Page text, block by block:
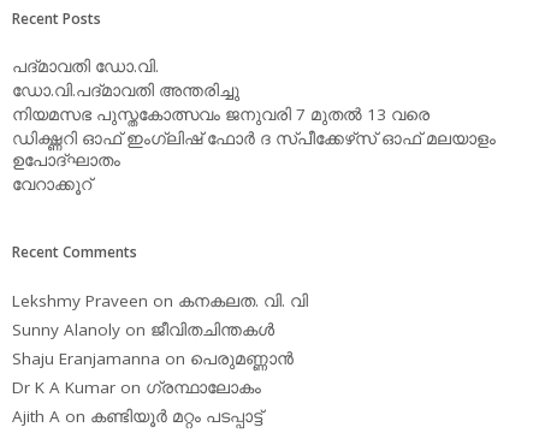
Recent Posts
പദ്മാവതി ഡോ.വി.
ഡോ.വി.പദ്മാവതി അന്തരിച്ചു
നിയമസഭ പുസ്തകോത്സവം ജനുവരി 7 മുതല്‍ 13 വരെ
ഡിക്ഷ്ണറി ഓഫ് ഇംഗ്ലിഷ് ഫോര്‍ ദ സ്പീക്കേഴ്‌സ് ഓഫ് മലയാളം
ഉപോദ്ഘാതം
വേറാക്കൂറ്
Recent Comments
Lekshmy Praveen on കനകലത. വി. വി
Sunny Alanoly on ജീവിതചിന്തകള്‍
Shaju Eranjamanna on പെരുമണ്ണാന്‍
Dr K A Kumar on ഗ്രന്ഥാലോകം
Ajith A on കണ്ടിയൂര്‍ മറ്റം പടപ്പാട്ട്‌